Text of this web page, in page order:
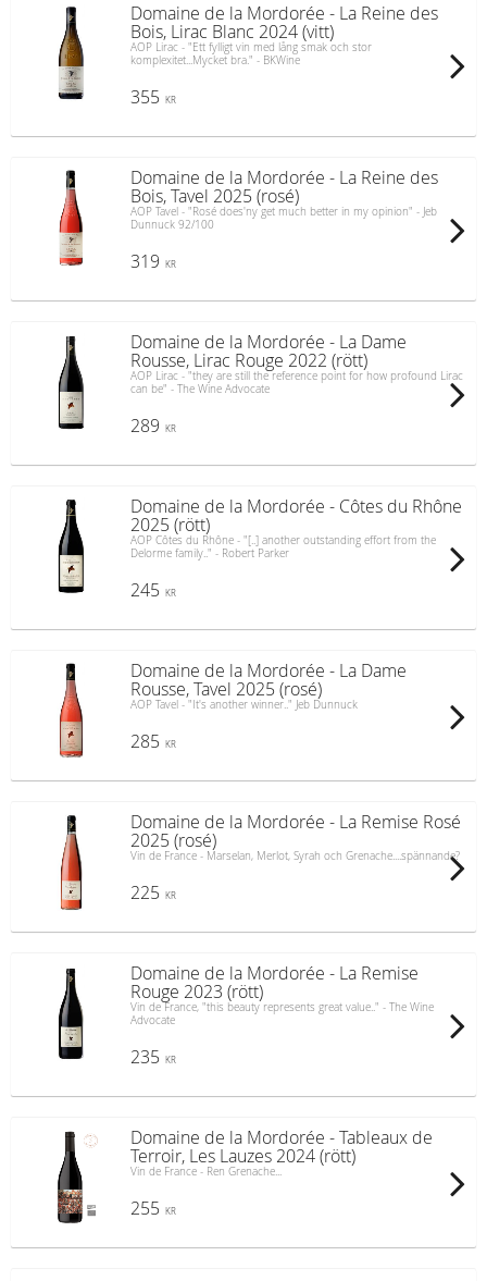
Domaine de la Mordorée - La Reine des
Bois, Lirac Blanc 2024 (vitt)
AOP Lirac - "Ett fylligt vin med lång smak och stor
komplexitet...Mycket bra." - BKWine
355 KR
Domaine de la Mordorée - La Reine des
Bois, Tavel 2025 (rosé)
AOP Tavel - "Rosé does'ny get much better in my opinion" - Jeb
Dunnuck 92/100
319 KR
Domaine de la Mordorée - La Dame
Rousse, Lirac Rouge 2022 (rött)
AOP Lirac - "they are still the reference point for how profound Lirac
can be" - The Wine Advocate
289 KR
Domaine de la Mordorée - Côtes du Rhône
2025 (rött)
AOP Côtes du Rhône - "[..] another outstanding effort from the
Delorme family.." - Robert Parker
245 KR
Domaine de la Mordorée - La Dame
Rousse, Tavel 2025 (rosé)
AOP Tavel - "It's another winner.." Jeb Dunnuck
285 KR
Domaine de la Mordorée - La Remise Rosé
2025 (rosé)
Vin de France - Marselan, Merlot, Syrah och Grenache....spännande?
225 KR
Domaine de la Mordorée - La Remise
Rouge 2023 (rött)
Vin de France, "this beauty represents great value.." - The Wine
Advocate
235 KR
Domaine de la Mordorée - Tableaux de
Terroir, Les Lauzes 2024 (rött)
Vin de France - Ren Grenache...
255 KR